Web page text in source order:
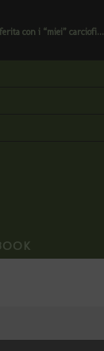
con i “miei” carciofi...